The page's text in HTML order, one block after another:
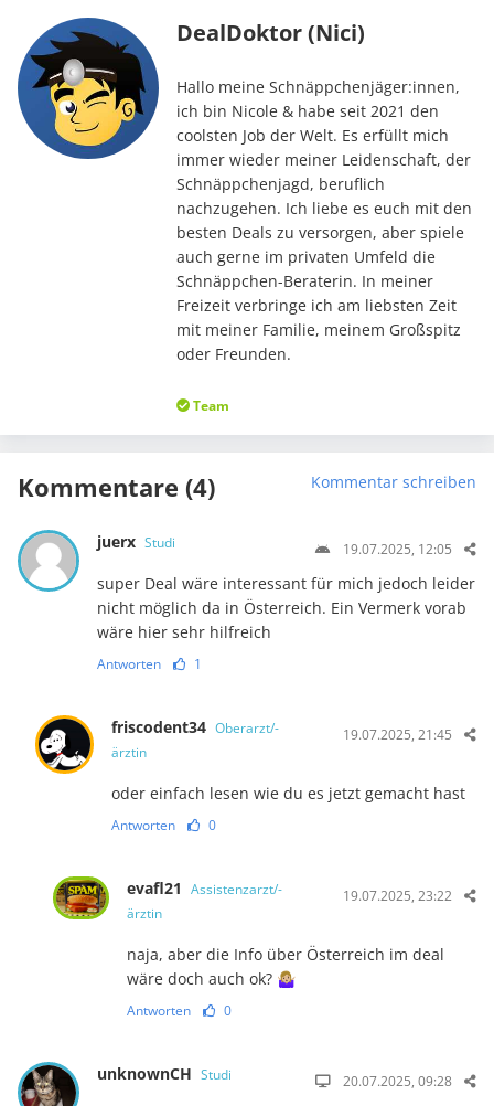
DealDoktor (Nici)
Hallo meine Schnäppchenjäger:innen,
ich bin Nicole & habe seit 2021 den
coolsten Job der Welt. Es erfüllt mich
immer wieder meiner Leidenschaft, der
Schnäppchenjagd, beruflich
nachzugehen. Ich liebe es euch mit den
besten Deals zu versorgen, aber spiele
auch gerne im privaten Umfeld die
Schnäppchen-Beraterin. In meiner
Freizeit verbringe ich am liebsten Zeit
mit meiner Familie, meinem Großspitz
oder Freunden.
Team
Kommentare (4) Kommentar schreiben
juerx Studi 19.07.2025, 12:05
super Deal wäre interessant für mich jedoch leider
nicht möglich da in Österreich. Ein Vermerk vorab
wäre hier sehr hilfreich
Antworten 1
friscodent34 Oberarzt/-
ärztin
19.07.2025, 21:45
oder einfach lesen wie du es jetzt gemacht hast
Antworten 0
evafl21 Assistenzarzt/-
ärztin
19.07.2025, 23:22
naja, aber die Info über Österreich im deal
wäre doch auch ok? 🤷🏼‍♀️
Antworten 0
unknownCH Studi 20.07.2025, 09:28